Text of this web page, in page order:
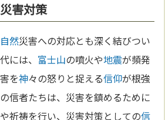
害対策
自然災害への対応とも深く結びつい
には、 富士山の噴火や地震が頻発
を神々の怒りと捉える信仰が根強
信者たちは、災害を鎮めるために
祈祷を行い、災害対策としての信